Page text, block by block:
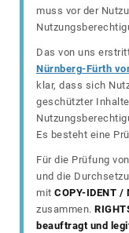
muss vor der
Das von uns
Nürnberg-Fürth
klar, dass sich
geschützter
Es besteht eine
Für die Prüfung
und die
mit COPY-IDENT /
zusammen.
beauftragt und